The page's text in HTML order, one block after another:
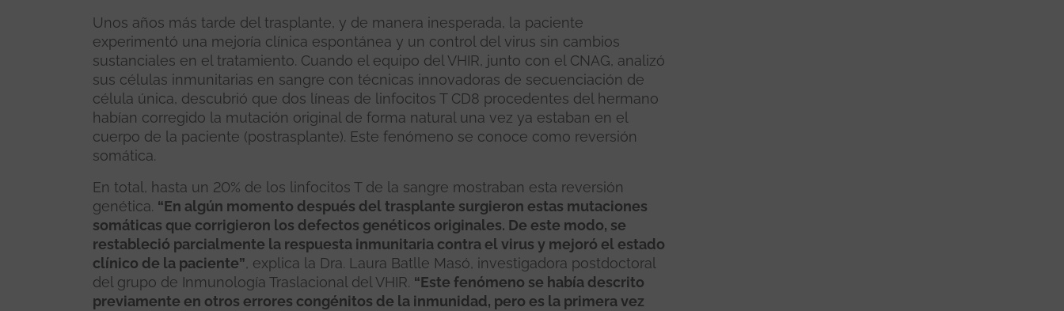
Unos años más tarde del trasplante, y de manera inesperada, la paciente
experimentó una mejoría clínica espontánea y un control del virus sin cambios
sustanciales en el tratamiento. Cuando el equipo del VHIR, junto con el CNAG, analizó
sus células inmunitarias en sangre con técnicas innovadoras de secuenciación de
célula única, descubrió que dos líneas de linfocitos T CD8 procedentes del hermano
habían corregido la mutación original de forma natural una vez ya estaban en el
cuerpo de la paciente (postrasplante). Este fenómeno se conoce como reversión
somática.
En total, hasta un 20% de los linfocitos T de la sangre mostraban esta reversión
genética. “En algún momento después del trasplante surgieron estas mutaciones
somáticas que corrigieron los defectos genéticos originales. De este modo, se
restableció parcialmente la respuesta inmunitaria contra el virus y mejoró el estado
clínico de la paciente”, explica la Dra. Laura Batlle Masó, investigadora postdoctoral
del grupo de Inmunología Traslacional del VHIR. “Este fenómeno se había descrito
previamente en otros errores congénitos de la inmunidad, pero es la primera vez